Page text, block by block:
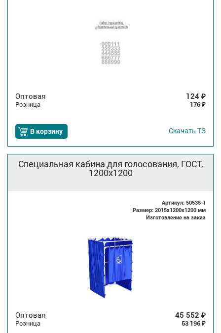
Оптовая 124 ₽
Розница 176 ₽
В корзину Скачать ТЗ
Специальная кабина для голосования, ГОСТ,
1200x1200
Артикул: 50535-1
Размер: 2015x1200x1200 мм
Изготовление на заказ
Оптовая 45 552 ₽
Розница 53 196 ₽